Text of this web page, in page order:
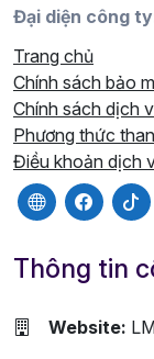
Đại diện công
Trang chủ
Chính sách bảo
Chính sách dịch
Phương thức
Điều khoản dịch
Thông tin
Website: